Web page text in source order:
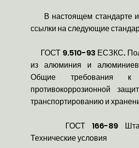
В настоящем стандарте
ссылки на следующие
ГОСТ 9.510-93 ЕСЗКС.
из алюминия и
Общие требования к
противокоррозионной
транспортированию и
ГОСТ 166-89
Технические условия